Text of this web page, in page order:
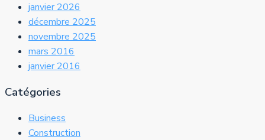
janvier 2026
décembre 2025
novembre 2025
mars 2016
janvier 2016
Catégories
Business
Construction